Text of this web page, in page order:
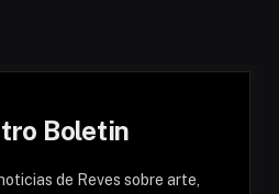
Boletin
de Reves sobre arte,